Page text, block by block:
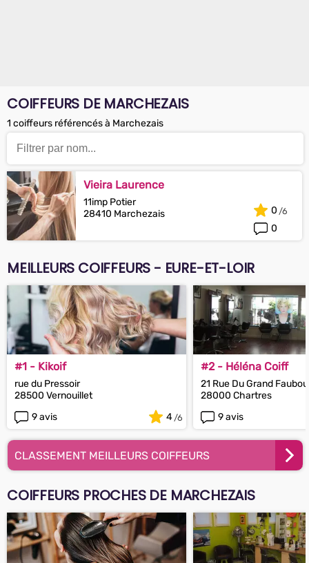
COIFFEURS DE MARCHEZAIS
1 coiffeurs référencés à Marchezais
Vieira Laurence
11imp Potier
28410 Marchezais
0
0
MEILLEURS COIFFEURS - EURE-ET-LOIR
#1 - Kikoif
rue du Pressoir
28500 Vernouillet
9 avis
4
#2 - Héléna Coiff
21 Rue Du Grand
28000 Chartres
9 avis
CLASSEMENT MEILLEURS COIFFEURS
COIFFEURS PROCHES DE MARCHEZAIS